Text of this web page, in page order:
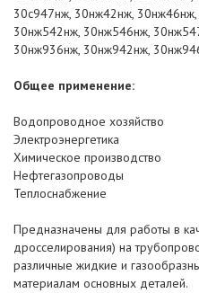
30с947нж, 30нж42нж,
30нж542нж, 30нж546нж,
30нж936нж, 30нж942нж,
Общее применение:
Водопроводное хозяйство
Электроэнергетика
Химическое производство
Нефтегазопроводы
Теплоснабжение
Предназначены для работы в
дросселирования) на
различные жидкие и
материалам основных деталей.